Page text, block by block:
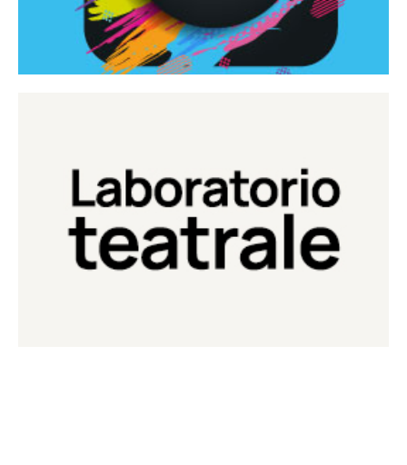
Laboratorio Teatrale
Laboratorio di teatro del Teatro Eduardo de Filippo
Continua